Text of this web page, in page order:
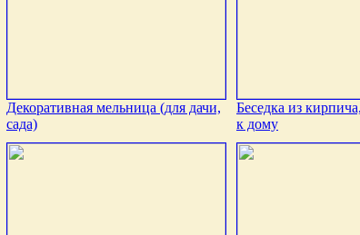
Декоративная мельница (для дачи,
сада)
Беседка из
к дому